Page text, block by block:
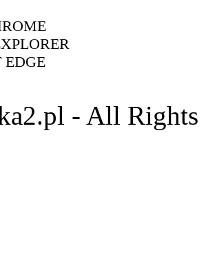
EDGE
- All Rights